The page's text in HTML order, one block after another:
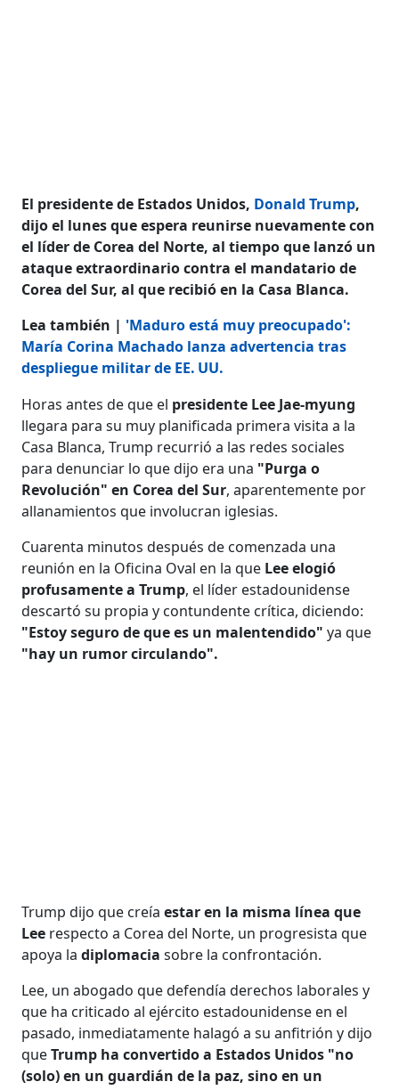
El presidente de Estados Unidos, Donald Trump,
dijo el lunes que espera reunirse nuevamente con
el líder de Corea del Norte, al tiempo que lanzó un
ataque extraordinario contra el mandatario de
Corea del Sur, al que recibió en la Casa Blanca.
Lea también | 'Maduro está muy preocupado':
María Corina Machado lanza advertencia tras
despliegue militar de EE. UU.
Horas antes de que el presidente Lee Jae-myung
llegara para su muy planificada primera visita a la
Casa Blanca, Trump recurrió a las redes sociales
para denunciar lo que dijo era una "Purga o
Revolución" en Corea del Sur, aparentemente por
allanamientos que involucran iglesias.
Cuarenta minutos después de comenzada una
reunión en la Oficina Oval en la que Lee elogió
profusamente a Trump, el líder estadounidense
descartó su propia y contundente crítica, diciendo:
"Estoy seguro de que es un malentendido"ya que
"hay un rumor circulando".
Trump dijo que creía estar en la misma línea que
Lee respecto a Corea del Norte, un progresista que
apoya ladiplomaciasobre la confrontación.
Lee, un abogado que defendía derechos laborales y
que ha criticado al ejército estadounidense en el
pasado, inmediatamente halagó a su anfitrión y dijo
queTrump ha convertido a Estados Unidos "no
(solo) en un guardián de la paz, sino en un